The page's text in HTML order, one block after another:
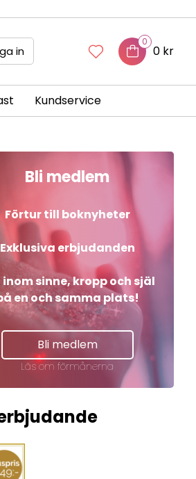
in
0
0 kr
Kundservice
Bli medlem
Förtur till boknyheter
Exklusiva erbjudanden
sinne, kropp och själ
en och samma plats!
Bli medlem
Läs om förmånerna